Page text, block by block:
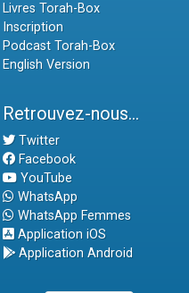
Livres Torah-Box
Inscription
Podcast Torah-Box
English Version
Retrouvez-nous...
Twitter
Facebook
YouTube
WhatsApp
WhatsApp Femmes
Application iOS
Application Android